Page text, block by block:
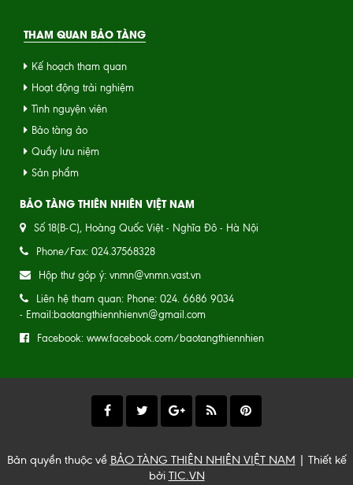
THAM QUAN BẢO TÀNG
Kế hoạch tham quan
Hoạt động trải nghiệm
Tình nguyện viên
Bảo tàng ảo
Quầy lưu niệm
Sản phẩm
BẢO TÀNG THIÊN NHIÊN VIỆT NAM
Số 18(B-C), Hoàng Quốc Việt - Nghĩa Đô - Hà Nội
Phone/Fax: 024.37568328
Hộp thư góp ý: vnmn@vnmn.vast.vn
Liên hệ tham quan: Phone: 024. 6686 9034
- Email:baotangthiennhienvn@gmail.com
Facebook: www.facebook.com/baotangthiennhien
Bản quyền thuộc về BẢO TÀNG THIÊN NHIÊN VIỆT NAM | Thiết kế
bởi TIC.VN